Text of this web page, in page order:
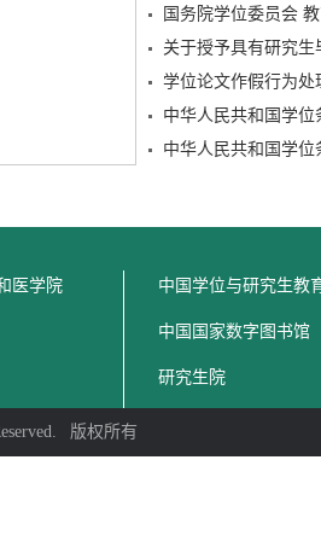
国务院学位委员会
关于授予具有研究
学位论文作假行为处
中华人民共和国学
中华人民共和国学位
医学院 中国学位与研究生教
中国国家数字图书馆
研究生院
版权所有